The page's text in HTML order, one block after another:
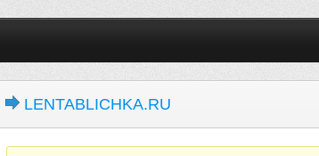
LENTABLICHKA.RU